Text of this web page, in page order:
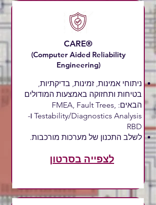
CARE®
(Computer Aided Reliability
Engineering)
ניתוחי אמינות, זמינות, בדיקתיות,
בטיחות ותחזוקה באמצעות המודולים
הבאים: FMEA, Fault Trees,
Testability/Diagnostics Analysis ו-
RBD
לשלב התכנון של מערכות מורכבות.
לצפייה בסרטון